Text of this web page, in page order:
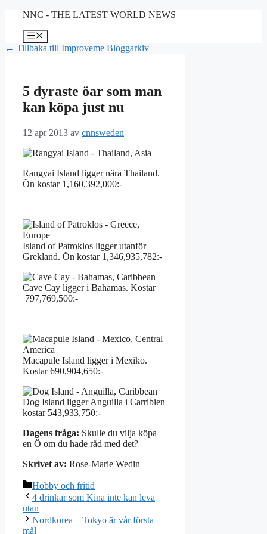
Hoppa
innehåll
NNC - THE LATEST WORLD NEWS
Meny
← Tillbaka till Improveme Bloggarkiv
5 dyraste öar som man
kan köpa just nu
12 apr 2013 av cnnsweden
Rangyai Island ligger nära Thailand.
Ön kostar 1,160,392,000:-
Island of Patroklos ligger utanför
Grekland. Ön kostar 1,346,935,782:-
Cave Cay ligger i Bahamas. Kostar
797,769,500:-
Macapule Island ligger i Mexiko.
Kostar 690,904,650:-
Dog Island ligger Anguilla i Carribien
kostar 543,933,750:-
Dagens fråga: Skulle du vilja köpa
en Ö om du hade råd med det?
Skrivet av: Rose-Marie Wedin
Kategorier
Hobby och fritid
4 drinkar som Kina inte kan leva
utan
Nordkorea – Tokyo är vår första
mål